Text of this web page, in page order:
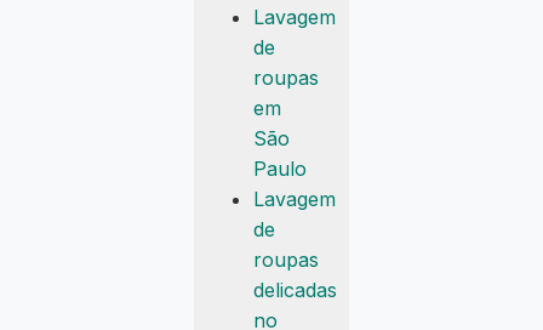
Lavagem
de
roupas
em
São
Paulo
Lavagem
de
roupas
delicadas
no